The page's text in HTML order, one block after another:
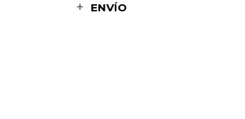
ENVÍO